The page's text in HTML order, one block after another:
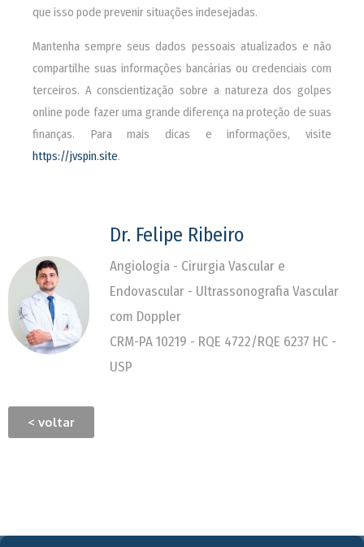
que isso pode prevenir situações indesejadas.
Mantenha sempre seus dados pessoais atualizados e não
compartilhe suas informações bancárias ou credenciais com
terceiros. A conscientização sobre a natureza dos golpes
online pode fazer uma grande diferença na proteção de suas
finanças. Para mais dicas e informações, visite
https://jvspin.site.
Dr. Felipe Ribeiro
Angiologia - Cirurgia Vascular e
Endovascular - Ultrassonografia Vascular
com Doppler
CRM-PA 10219 - RQE 4722/RQE 6237 HC -
USP
< voltar